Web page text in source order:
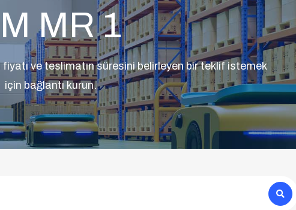
MR 1
ve teslimatın süresini belirleyen bir teklif istemek
için bağlantı kurun.